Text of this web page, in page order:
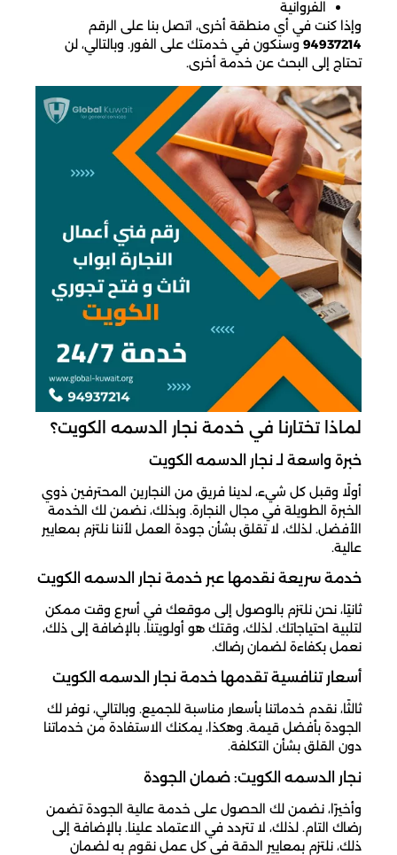
الفروانية
وإذا كنت في أي منطقة أخرى، اتصل بنا على الرقم
94937214 وسنكون في خدمتك على الفور. وبالتالي، لن
تحتاج إلى البحث عن خدمة أخرى.
لماذا تختارنا في خدمة نجار الدسمه الكويت؟
خبرة واسعة لـ نجار الدسمه الكويت
أولًا وقبل كل شيء، لدينا فريق من النجارين المحترفين ذوي
الخبرة الطويلة في مجال النجارة. وبذلك، نضمن لك الخدمة
الأفضل. لذلك، لا تقلق بشأن جودة العمل لأننا نلتزم بمعايير
عالية.
خدمة سريعة نقدمها عبر خدمة نجار الدسمه الكويت
ثانيًا، نحن نلتزم بالوصول إلى موقعك في أسرع وقت ممكن
لتلبية احتياجاتك. لذلك، وقتك هو أولويتنا. بالإضافة إلى ذلك،
نعمل بكفاءة لضمان رضاك.
أسعار تنافسية تقدمها خدمة نجار الدسمه الكويت
ثالثًا، نقدم خدماتنا بأسعار مناسبة للجميع. وبالتالي، نوفر لك
الجودة بأفضل قيمة. وهكذا، يمكنك الاستفادة من خدماتنا
دون القلق بشأن التكلفة.
نجار الدسمه الكويت: ضمان الجودة
وأخيرًا، نضمن لك الحصول على خدمة عالية الجودة تضمن
رضاك التام. لذلك، لا تتردد في الاعتماد علينا. بالإضافة إلى
ذلك، نلتزم بمعايير الدقة في كل عمل نقوم به لضمان